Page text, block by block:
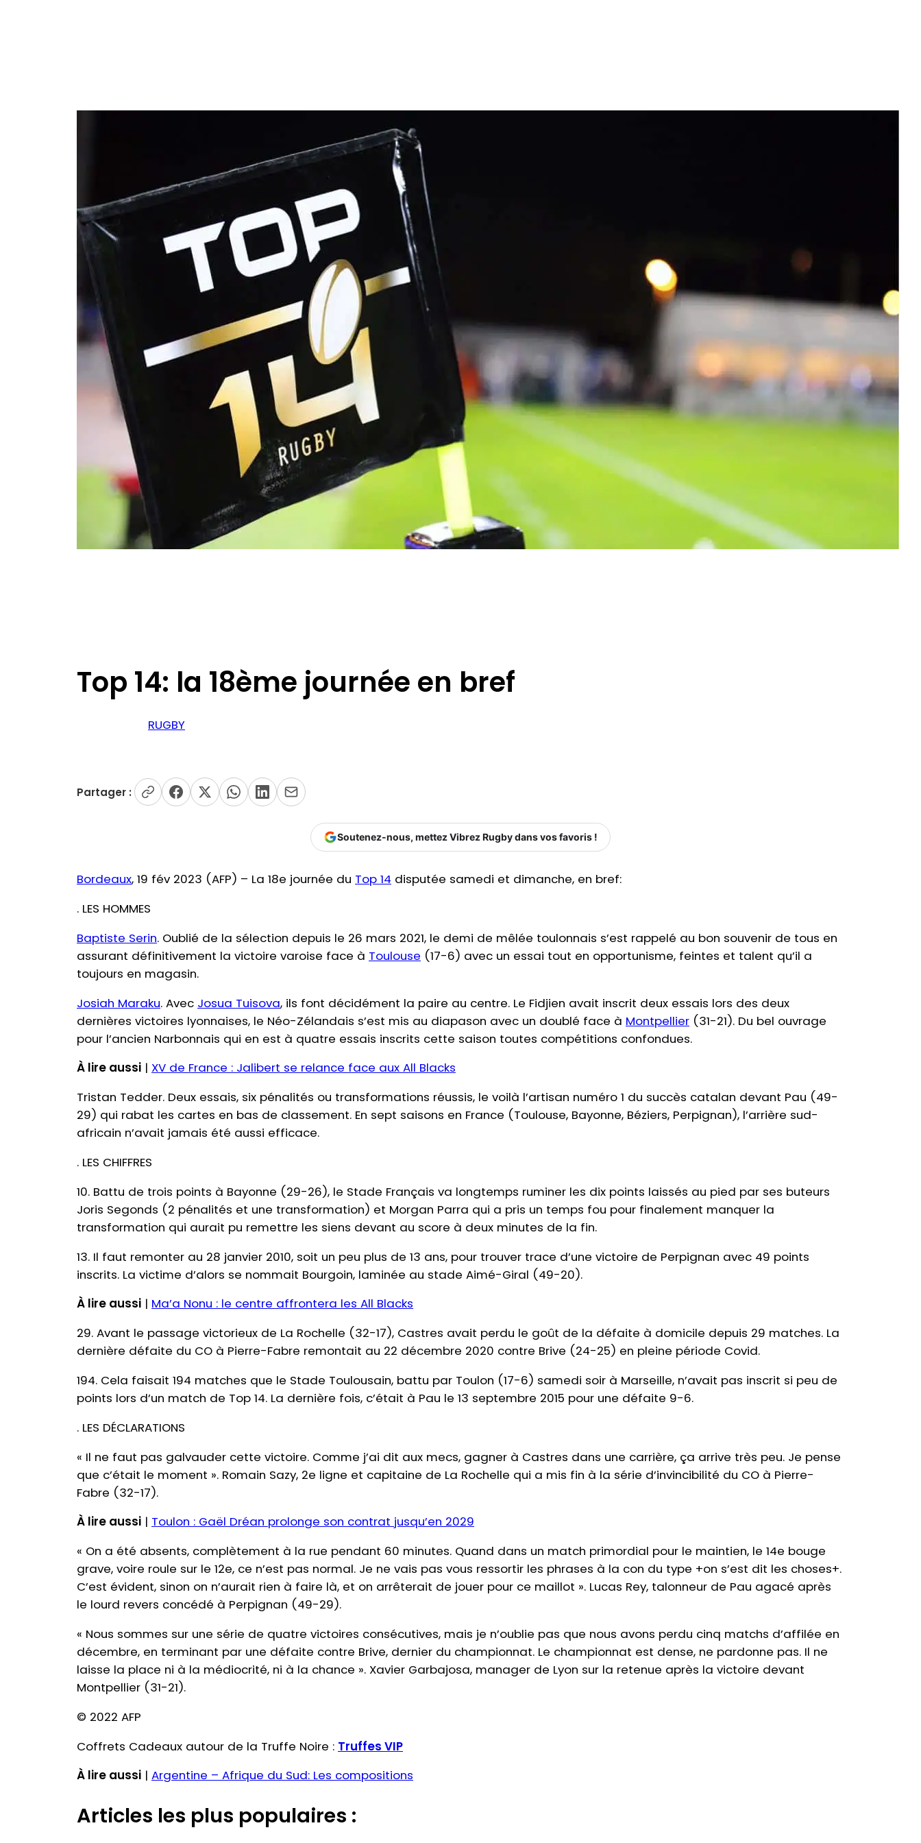
Top 14: la 18ème journée en bref
RUGBY
Partager :
Soutenez-nous, mettez Vibrez Rugby dans vos favoris !
Bordeaux, 19 fév 2023 (AFP) – La 18e journée du Top 14 disputée samedi et dimanche, en bref:
. LES HOMMES
Baptiste Serin. Oublié de la sélection depuis le 26 mars 2021, le demi de mêlée toulonnais s’est rappelé au bon souvenir de tous en
assurant définitivement la victoire varoise face à Toulouse (17-6) avec un essai tout en opportunisme, feintes et talent qu’il a
toujours en magasin.
Josiah Maraku. Avec Josua Tuisova, ils font décidément la paire au centre. Le Fidjien avait inscrit deux essais lors des deux
dernières victoires lyonnaises, le Néo-Zélandais s’est mis au diapason avec un doublé face à Montpellier (31-21). Du bel ouvrage
pour l’ancien Narbonnais qui en est à quatre essais inscrits cette saison toutes compétitions confondues.
À lire aussi | XV de France : Jalibert se relance face aux All Blacks
Tristan Tedder. Deux essais, six pénalités ou transformations réussis, le voilà l’artisan numéro 1 du succès catalan devant Pau (49-
29) qui rabat les cartes en bas de classement. En sept saisons en France (Toulouse, Bayonne, Béziers, Perpignan), l’arrière sud-
africain n’avait jamais été aussi efficace.
. LES CHIFFRES
10. Battu de trois points à Bayonne (29-26), le Stade Français va longtemps ruminer les dix points laissés au pied par ses buteurs
Joris Segonds (2 pénalités et une transformation) et Morgan Parra qui a pris un temps fou pour finalement manquer la
transformation qui aurait pu remettre les siens devant au score à deux minutes de la fin.
13. Il faut remonter au 28 janvier 2010, soit un peu plus de 13 ans, pour trouver trace d’une victoire de Perpignan avec 49 points
inscrits. La victime d’alors se nommait Bourgoin, laminée au stade Aimé-Giral (49-20).
À lire aussi | Ma’a Nonu : le centre affrontera les All Blacks
29. Avant le passage victorieux de La Rochelle (32-17), Castres avait perdu le goût de la défaite à domicile depuis 29 matches. La
dernière défaite du CO à Pierre-Fabre remontait au 22 décembre 2020 contre Brive (24-25) en pleine période Covid.
194. Cela faisait 194 matches que le Stade Toulousain, battu par Toulon (17-6) samedi soir à Marseille, n’avait pas inscrit si peu de
points lors d’un match de Top 14. La dernière fois, c’était à Pau le 13 septembre 2015 pour une défaite 9-6.
. LES DÉCLARATIONS
« Il ne faut pas galvauder cette victoire. Comme j’ai dit aux mecs, gagner à Castres dans une carrière, ça arrive très peu. Je pense
que c’était le moment ». Romain Sazy, 2e ligne et capitaine de La Rochelle qui a mis fin à la série d’invincibilité du CO à Pierre-
Fabre (32-17).
À lire aussi | Toulon : Gaël Dréan prolonge son contrat jusqu’en 2029
« On a été absents, complètement à la rue pendant 60 minutes. Quand dans un match primordial pour le maintien, le 14e bouge
grave, voire roule sur le 12e, ce n’est pas normal. Je ne vais pas vous ressortir les phrases à la con du type +on s’est dit les choses+.
C’est évident, sinon on n’aurait rien à faire là, et on arrêterait de jouer pour ce maillot ». Lucas Rey, talonneur de Pau agacé après
le lourd revers concédé à Perpignan (49-29).
« Nous sommes sur une série de quatre victoires consécutives, mais je n’oublie pas que nous avons perdu cinq matchs d’affilée en
décembre, en terminant par une défaite contre Brive, dernier du championnat. Le championnat est dense, ne pardonne pas. Il ne
laisse la place ni à la médiocrité, ni à la chance ». Xavier Garbajosa, manager de Lyon sur la retenue après la victoire devant
Montpellier (31-21).
© 2022 AFP
Coffrets Cadeaux autour de la Truffe Noire : Truffes VIP
À lire aussi | Argentine – Afrique du Sud: Les compositions
Articles les plus populaires :